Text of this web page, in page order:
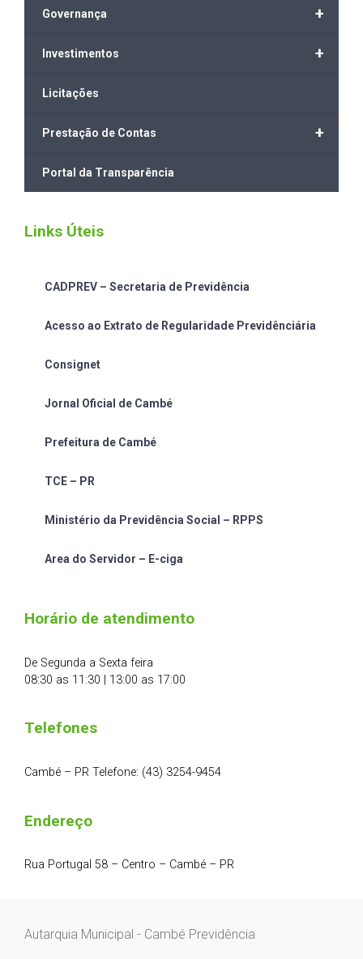
+
Governança
+
Investimentos
Licitações
+
Prestação de Contas
Portal da Transparência
Links Úteis
CADPREV – Secretaria de Previdência
Acesso ao Extrato de Regularidade Previdênciária
Consignet
Jornal Oficial de Cambé
Prefeitura de Cambé
TCE – PR
Ministério da Previdência Social – RPPS
Area do Servidor – E-ciga
Horário de atendimento
De Segunda a Sexta feira
08:30 as 11:30 | 13:00 as 17:00
Telefones
Cambé – PR Telefone: (43) 3254-9454
Endereço
Rua Portugal 58 – Centro – Cambé – PR
Autarquia Municipal - Cambé Previdência